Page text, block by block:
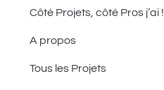
Côté Projets, côté Pros j’ai !
A propos
Tous les Projets